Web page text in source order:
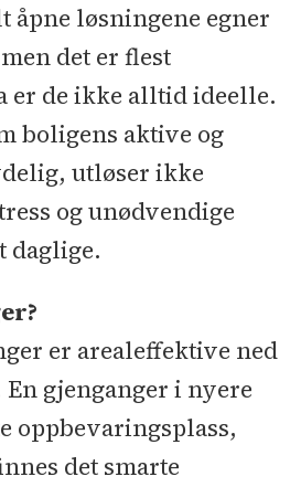
åpne løsningene egner
det er flest
er de ikke alltid ideelle.
boligens aktive og
utløser ikke
og unødvendige
daglige.
er arealeffektive ned
gjenganger i nyere
oppbevaringsplass,
det smarte